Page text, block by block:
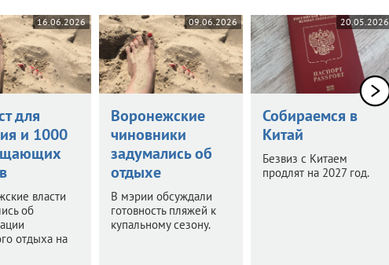
16.06.2026
для
и 1000
власти
об
отдыха на
09.06.2026
Воронежские
чиновники
задумались об
отдыхе
В мэрии обсуждали
готовность пляжей к
купальному сезону.
20.05.2026
Собираемся в
Китай
Безвиз с Китаем
продлят на 2027 год.